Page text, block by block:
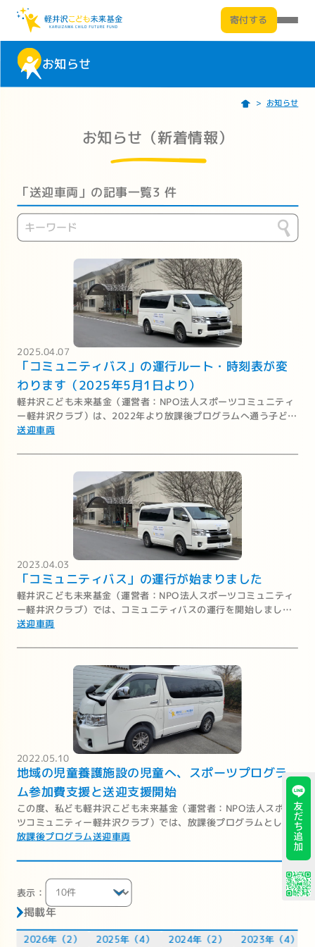
寄付する
お知らせ
お知らせ
お知らせ（新着情報）
「送迎車両」の記事一覧3 件
2025.04.07
「コミュニティバス」の運行ルート・時刻表が変
わります（2025年5月1日より）
軽井沢こども未来基金（運営者：NPO法人スポーツコミュニティ
ー軽井沢クラブ）は、2022年より放課後プログラムへ通う子ども
たちのために、地域の学校や児童施設とプログラム実施場所を巡
した。
送迎車両
2023.04.03
「コミュニティバス」の運行が始まりました
軽井沢こども未来基金（運営者：NPO法人スポーツコミュニティ
ー軽井沢クラブ）では、コミュニティバスの運行を開始しまし
た。
送迎車両
2022.05.10
地域の児童養護施設の児童へ、スポーツプログラ
ム参加費支援と送迎支援開始
この度、私ども軽井沢こども未来基金（運営者：NPO法人スポー
ツコミュニティー軽井沢クラブ）では、放課後プログラムとして
実施しておりました、スポーツプログラムと文化・芸術プログラ
提供することを決定いたしました。
放課後プログラム送迎車両
表示： 1
掲載年
2026年（2） 2025年（4） 2024年（2） 2023年（4）